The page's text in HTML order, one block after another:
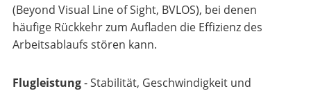
(Beyond Visual Line of Sight, BVLOS), bei denen
häufige Rückkehr zum Aufladen die Effizienz des
Arbeitsablaufs stören kann.
Flugleistung- Stabilität, Geschwindigkeit und